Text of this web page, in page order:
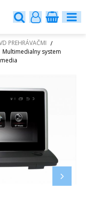
PREHRÁVAČMI
Multimedialny system